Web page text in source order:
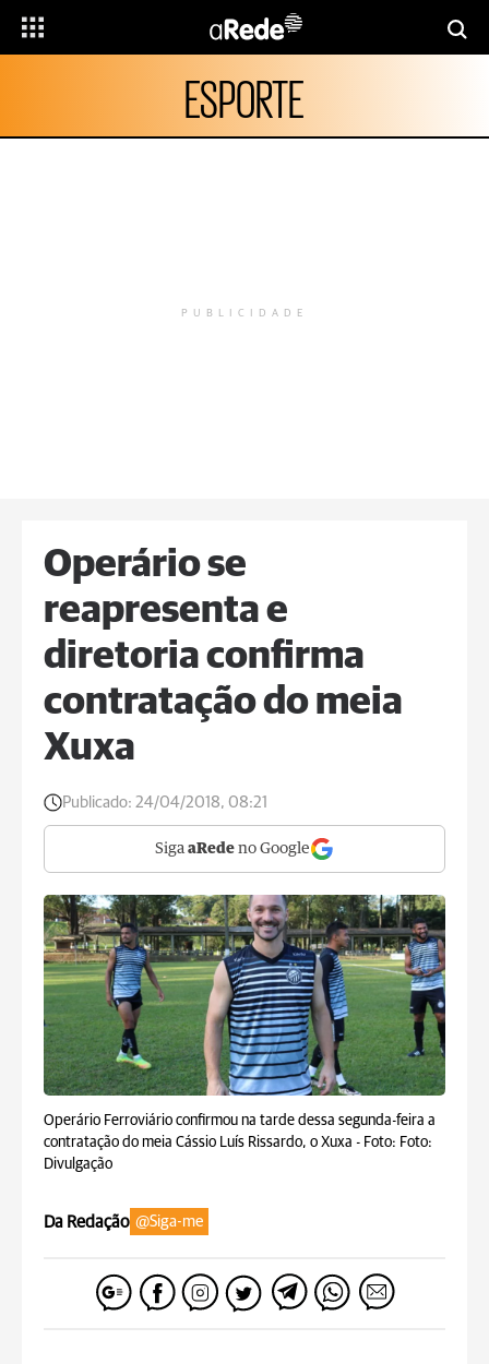
ESPORTE
PUBLICIDADE
Operário se
reapresenta e
diretoria confirma
contratação do meia
Xuxa
Publicado: 24/04/2018, 08:21
Siga aRede no Google
Operário Ferroviário confirmou na tarde dessa segunda-feira a
contratação do meia Cássio Luís Rissardo, o Xuxa - Foto: Foto:
Divulgação
Da Redação @Siga-me